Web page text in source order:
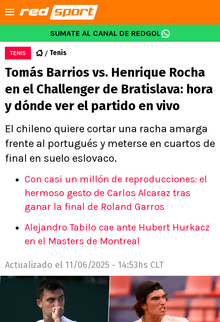
SUMATE AL CANAL DE REDGOL
TENIS Tenis
Tomás Barrios vs. Henrique Rocha
en el Challenger de Bratislava: hora
y dónde ver el partido en vivo
El chileno quiere cortar una racha amarga
frente al portugués y meterse en cuartos de
final en suelo eslovaco.
Con casi un millón de reproducciones: el
hermoso gesto de Carlos Alcaraz tras
ganar la final de Roland Garros
Alejandro Tabilo cae ante Hubert Hurkacz
en el Masters de Montreal
Actualizado el 11/06/2025 - 14:53hs CLT